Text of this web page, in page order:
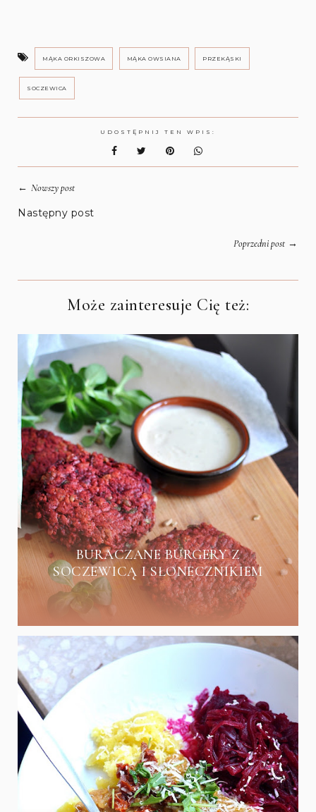
MĄKA ORKISZOWA MĄKA OWSIANA PRZEKĄSKI
SOCZEWICA
UDOSTĘPNIJ TEN WPIS:
← Nowszy post
Następny post
Poprzedni post→
Może zainteresuje Cię też:
BURACZANE BURGERY Z
SOCZEWICĄ I SŁONECZNIKIEM